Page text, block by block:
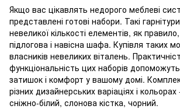
Якщо вас цікавлять недорого меблеві
представлені готові набори. Такі
невеликої кількості елементів, як
підлогова і навісна шафа. Купівля таких
власників невеликих віталень.
функціональність цих наборів
затишок і комфорт у вашому домі.
різних дизайнерських варіаціях і кольорах
сніжно-білий, слонова кістка, чорний.